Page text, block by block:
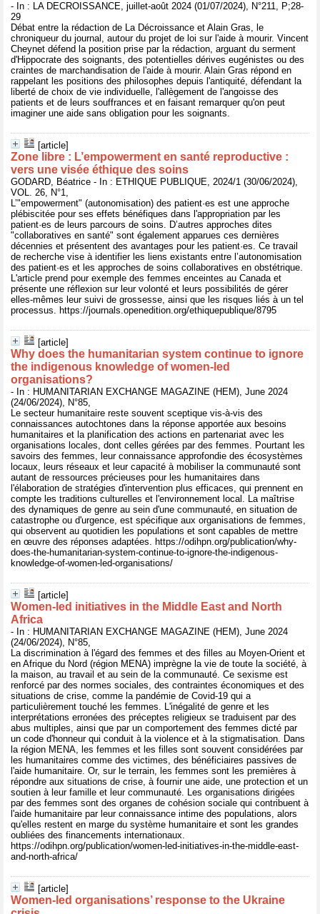
- In : LA DECROISSANCE, juillet-août 2024 (01/07/2024), N°211, P;28-
29
Débat entre la rédaction de La Décroissance et Alain Gras, le
chroniqueur du journal, autour du projet de loi sur l'aide à mourir. Vincent
Cheynet défend la position prise par la rédaction, arguant du serment
d'Hippocrate des soignants, des potentielles dérives eugénistes ou des
craintes de marchandisation de l'aide à mourir. Alain Gras répond en
rappelant les positions des philosophes depuis l'antiquité, défendant la
liberté de choix de vie individuelle, l'allègement de l'angoisse des
patients et de leurs souffrances et en faisant remarquer qu'on peut
imaginer une aide sans obligation pour les soignants.
[article]
Zone libre : L’empowerment en santé reproductive :
vers une visée éthique des soins
GODARD, Béatrice - In : ETHIQUE PUBLIQUE, 2024/1 (30/06/2024),
VOL. 26, N°1,
L’"empowerment" (autonomisation) des patient·es est une approche
plébiscitée pour ses effets bénéfiques dans l'appropriation par les
patient·es de leurs parcours de soins. D’autres approches dites
"collaboratives en santé" sont également apparues ces dernières
décennies et présentent des avantages pour les patient·es. Ce travail
de recherche vise à identifier les liens existants entre l’autonomisation
des patient·es et les approches de soins collaboratives en obstétrique.
L'article prend pour exemple des femmes enceintes au Canada et
présente une réflexion sur leur volonté et leurs possibilités de gérer
elles-mêmes leur suivi de grossesse, ainsi que les risques liés à un tel
processus. https://journals.openedition.org/ethiquepublique/8795
[article]
Why does the humanitarian system continue to ignore
the indigenous knowledge of women-led
organisations?
- In : HUMANITARIAN EXCHANGE MAGAZINE (HEM), June 2024
(24/06/2024), N°85,
Le secteur humanitaire reste souvent sceptique vis-à-vis des
connaissances autochtones dans la réponse apportée aux besoins
humanitaires et la planification des actions en partenariat avec les
organisations locales, dont celles gérées par des femmes. Pourtant les
savoirs des femmes, leur connaissance approfondie des écosystèmes
locaux, leurs réseaux et leur capacité à mobiliser la communauté sont
autant de ressources précieuses pour les humanitaires dans
l'élaboration de stratégies d'intervention plus efficaces, qui prennent en
compte les traditions culturelles et l'environnement local. La maîtrise
des dynamiques de genre au sein d'une communauté, en situation de
catastrophe ou d'urgence, est spécifique aux organisations de femmes,
qui observent au quotidien les populations et sont capables de mettre
en œuvre des réponses adaptées. https://odihpn.org/publication/why-
does-the-humanitarian-system-continue-to-ignore-the-indigenous-
knowledge-of-women-led-organisations/
[article]
Women-led initiatives in the Middle East and North
Africa
- In : HUMANITARIAN EXCHANGE MAGAZINE (HEM), June 2024
(24/06/2024), N°85,
La discrimination à l'égard des femmes et des filles au Moyen-Orient et
en Afrique du Nord (région MENA) imprègne la vie de toute la société, à
la maison, au travail et au sein de la communauté. Ce sexisme est
renforcé par des normes sociales, des contraintes économiques et des
situations de crise, comme la pandémie de Covid-19 qui a
particulièrement touché les femmes. L'inégalité de genre et les
interprétations erronées des préceptes religieux se traduisent par des
abus multiples, ainsi que par un comportement des femmes dicté par
un code d'honneur qui conduit à la violence et à la stigmatisation. Dans
la région MENA, les femmes et les filles sont souvent considérées par
les humanitaires comme des victimes, des bénéficiaires passives de
l'aide humanitaire. Or, sur le terrain, les femmes sont les premières à
répondre aux situations de crise, à fournir une aide, une protection et un
soutien à leur famille et leur communauté. Les organisations dirigées
par des femmes sont des organes de cohésion sociale qui contribuent à
l'aide humanitaire par leur connaissance intime des populations, alors
qu'elles restent en marge du système humanitaire et sont les grandes
oubliées des financements internationaux.
https://odihpn.org/publication/women-led-initiatives-in-the-middle-east-
and-north-africa/
[article]
Women-led organisations’ response to the Ukraine